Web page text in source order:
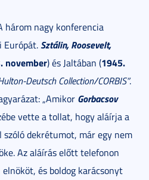
három nagy konferencia
Sztálin, Roosevelt,
november) és Jaltában (1945.
Deutsch Collection/CORBIS”.
„Amikor Gorbacsov
vette a tollat, hogy aláírja a
dekrétumot, már egy nem
Az aláírás előtt telefonon
és boldog karácsonyt